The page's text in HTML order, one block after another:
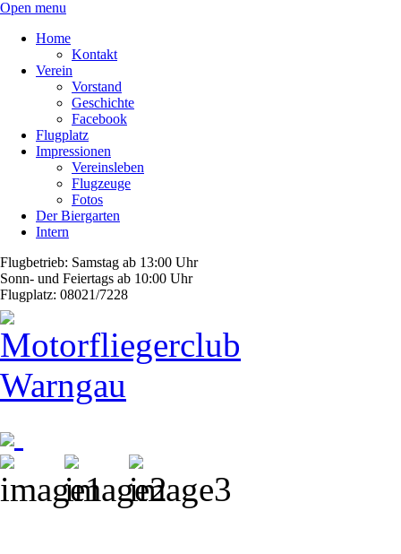
Open menu
Home
Kontakt
Verein
Vorstand
Geschichte
Facebook
Flugplatz
Impressionen
Vereinsleben
Flugzeuge
Fotos
Der Biergarten
Intern
Flugbetrieb: Samstag ab 13:00 Uhr
Sonn- und Feiertags ab 10:00 Uhr
Flugplatz: 08021/7228